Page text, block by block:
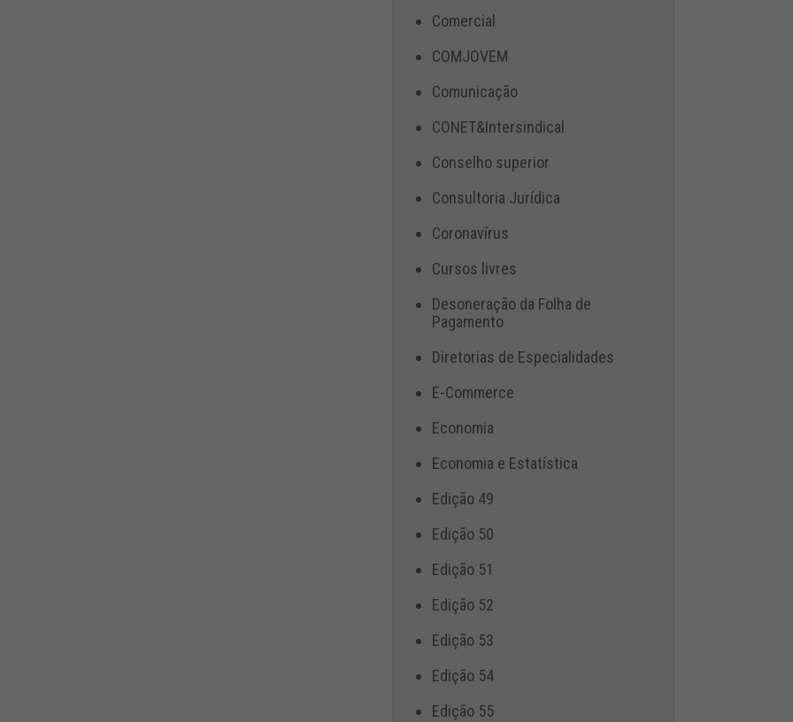
Comercial
COMJOVEM
Comunicação
CONET&Intersindical
Conselho superior
Consultoria Jurídica
Coronavírus
Cursos livres
Desoneração da Folha de
Pagamento
Diretorias de Especialidades
E-Commerce
Economia
Economia e Estatística
Edição 49
Edição 50
Edição 51
Edição 52
Edição 53
Edição 54
Edição 55